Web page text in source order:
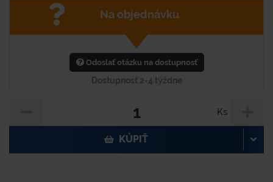
Na objednávku
Odoslať otázku na dostupnosť
Dostupnosť 2-4 týždne
Ks
KÚPIŤ